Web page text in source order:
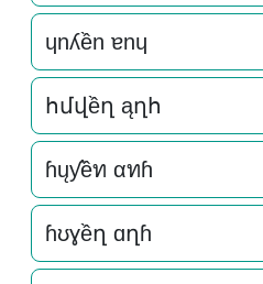
ɥnʎền ɐnɥ
հմվềղ ąղհ
ɦųƴềท αทɦ
ɦʊɣềղ ɑղɦ